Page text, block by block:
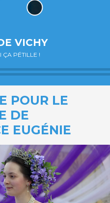
VICHY
ÇA PÉTILLE !
POUR LE
DE
EUGÉNIE